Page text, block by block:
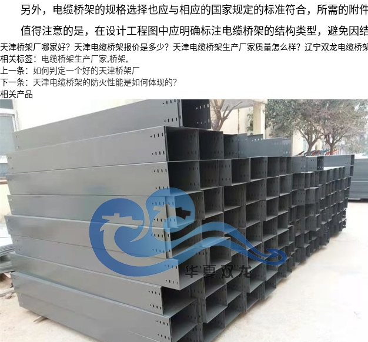
另外，电缆桥架的规格选择也应与相应的国家规定的标准符合，所需的附
值得注意的是，在设计工程图中应明确标注电缆桥架的结构类型，避免因
天津桥架厂哪家好？天津电缆桥架报价是多少？天津电缆桥架生产厂家质量怎么样？辽宁双龙电缆
相关标签： 电缆桥架生产厂家,桥架,
上一条： 如何判定一个好的天津桥架厂
下一条： 天津电缆桥架的防火性能是如何体现的？
相关产品